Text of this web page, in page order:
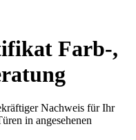
Farb-,
Nachweis für Ihr
in angesehenen